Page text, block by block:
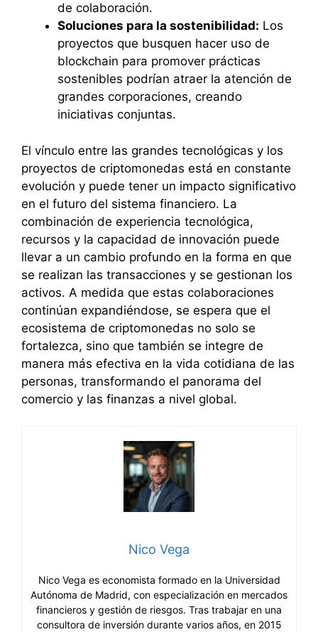
de colaboración.
Soluciones para la sostenibilidad: Los
proyectos que busquen hacer uso de
blockchain para promover prácticas
sostenibles podrían atraer la atención de
grandes corporaciones, creando
iniciativas conjuntas.
El vínculo entre las grandes tecnológicas y los
proyectos de criptomonedas está en constante
evolución y puede tener un impacto significativo
en el futuro del sistema financiero. La
combinación de experiencia tecnológica,
recursos y la capacidad de innovación puede
llevar a un cambio profundo en la forma en que
se realizan las transacciones y se gestionan los
activos. A medida que estas colaboraciones
continúan expandiéndose, se espera que el
ecosistema de criptomonedas no solo se
fortalezca, sino que también se integre de
manera más efectiva en la vida cotidiana de las
personas, transformando el panorama del
comercio y las finanzas a nivel global.
Nico Vega
Nico Vega es economista formado en la Universidad
Autónoma de Madrid, con especialización en mercados
financieros y gestión de riesgos. Tras trabajar en una
consultora de inversión durante varios años, en 2015